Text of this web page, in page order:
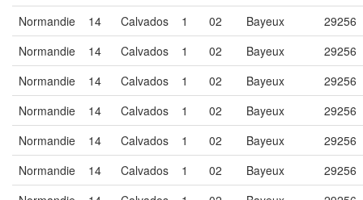
Normandie 14 Calvados 1 02 Bayeux
29256
Normandie
14 Calvados 1 02 Bayeux
29256
Normandie
14 Calvados 1 02 Bayeux
29256
Normandie
14 Calvados 1 02 Bayeux
29256
Normandie
14 Calvados 1 02 Bayeux
29256
Normandie
14 Calvados 1 02 Bayeux
29256